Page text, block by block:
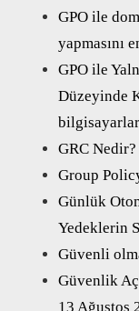
GPO ile
yapmasını
GPO ile
Düzeyinde
GRC Nedir?
Group
Günlük
Yedeklerin
Güvenli
Güvenlik
13 Ağustos